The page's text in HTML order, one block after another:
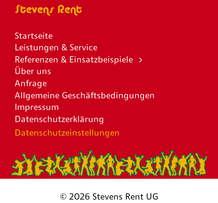
Stevens Rent
Startseite
Leistungen & Service
Referenzen & Einsatzbeispiele
Über uns
Anfrage
Allgemeine Geschäftsbedingungen
Impressum
Datenschutzerklärung
Datenschutzeinstellungen
© 2026 Stevens Rent UG